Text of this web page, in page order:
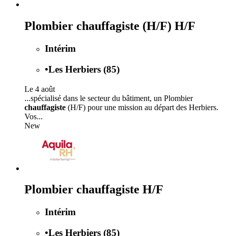
Plombier chauffagiste (H/F) H/F
Intérim
•Les Herbiers (85)
Le 4 août
...spécialisé dans le secteur du bâtiment, un Plombier
chauffagiste (H/F) pour une mission au départ des Herbiers.
Vos...
New
Plombier chauffagiste H/F
Intérim
•Les Herbiers (85)